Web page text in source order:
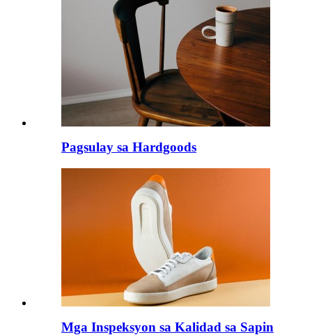
Pagsulay sa Hardgoods
Mga Inspeksyon sa Kalidad sa Sapin